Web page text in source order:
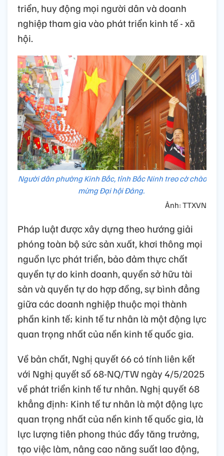
triển, huy động mọi người dân và doanh
nghiệp tham gia vào phát triển kinh tế - xã
hội.
Người dân phường Kinh Bắc, tỉnh Bắc Ninh treo cờ chào
mừng Đại hội Đảng.
Ảnh: TTXVN
Pháp luật được xây dựng theo hướng giải
phóng toàn bộ sức sản xuất, khơi thông mọi
nguồn lực phát triển, bảo đảm thực chất
quyền tự do kinh doanh, quyền sở hữu tài
sản và quyền tự do hợp đồng, sự bình đẳng
giữa các doanh nghiệp thuộc mọi thành
phần kinh tế; kinh tế tư nhân là một động lực
quan trọng nhất của nền kinh tế quốc gia.
Về bản chất, Nghị quyết 66 có tính liên kết
với Nghị quyết số 68-NQ/TW ngày 4/5/2025
về phát triển kinh tế tư nhân. Nghị quyết 68
khẳng định: Kinh tế tư nhân là một động lực
quan trọng nhất của nền kinh tế quốc gia, là
lực lượng tiên phong thúc đẩy tăng trưởng,
tạo việc làm, nâng cao năng suất lao động,